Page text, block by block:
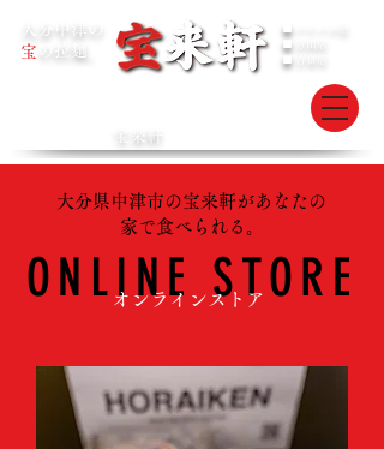
大分中津の
の拉麺。
宝
■ バイパス店
宝来軒
大分県中津市の宝来軒があなたの
家で食べられる。
ONLINE STORE
オンラインストア